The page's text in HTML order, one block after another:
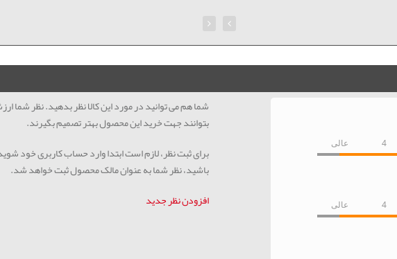
4 عالی
4 عالی
شما هم می توانید در مورد این کالا نظر بدهید. نظر
بتوانند جهت خرید این محصول بهتر تصمیم بگیرند.
برای ثبت نظر، لازم است ابتدا وارد حساب کاربری خود
باشید، نظر شما به عنوان مالک محصول ثبت خواهد شد.
افزودن نظر جدید